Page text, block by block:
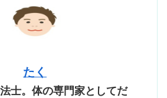
たく
士。体の専門家としてだ